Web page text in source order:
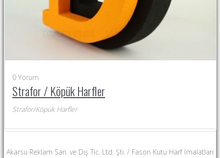
0 Yorum
Strafor / Köpük Harfler
Strafor/Köpük Harfler
Akarsu Reklam San. ve Dış Tic. Ltd. Şti. / Fason Kutu Harf İmalatları